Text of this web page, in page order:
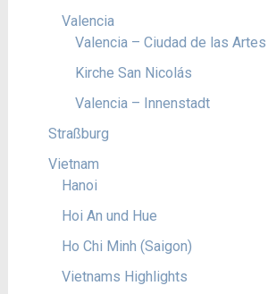
Valencia
Valencia – Ciudad de las
Kirche San Nicolás
Valencia – Innenstadt
Straßburg
Vietnam
Hanoi
Hoi An und Hue
Ho Chi Minh (Saigon)
Vietnams Highlights